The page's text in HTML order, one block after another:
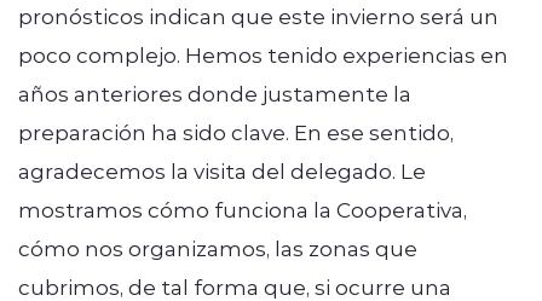
pronósticos indican que este invierno será un
poco complejo. Hemos tenido experiencias en
años anteriores donde justamente la
preparación ha sido clave. En ese sentido,
agradecemos la visita del delegado. Le
mostramos cómo funciona la Cooperativa,
cómo nos organizamos, las zonas que
cubrimos, de tal forma que, si ocurre una